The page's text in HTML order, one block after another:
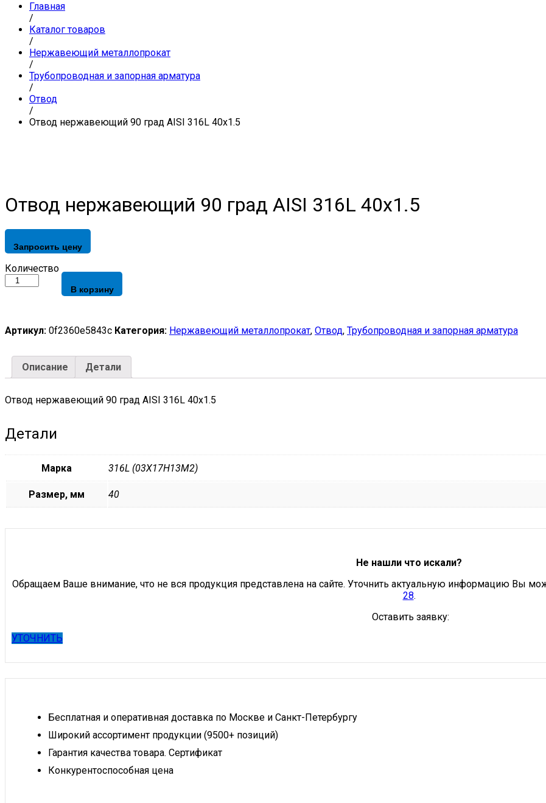
Главная
/
Каталог товаров
/
Нержавеющий металлопрокат
/
Трубопроводная и запорная арматура
/
Отвод
/
Отвод нержавеющий 90 град AISI 316L 40х1.5
Отвод нержавеющий 90 град AISI 316L 40х1.5
Запросить цену
Отвод
нержавеющий
316L
40х1.5
Количество
В корзину
Артикул: 0f2360e5843c Категория: Нержавеющий металлопрокат, Отвод, Трубопроводная и запорная арматура
Описание Детали
Отвод нержавеющий 90 град AISI 316L 40х1.5
Детали
Марка 316L (03Х17Н13М2)
Размер, мм 40
Не нашли что искали?
Обращаем Ваше внимание, что не вся продукция представлена на сайте. Уточнить актуальную информацию Вы
28.
Оставить заявку:
УТОЧНИТЬ
Бесплатная и оперативная доставка по Москве и Санкт-Петербургу
Широкий ассортимент продукции (9500+ позиций)
Гарантия качества товара. Сертификат
Конкурентоспособная цена